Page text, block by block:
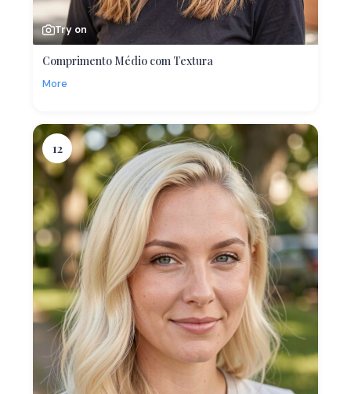
Try on
Comprimento Médio com Textura
More
12